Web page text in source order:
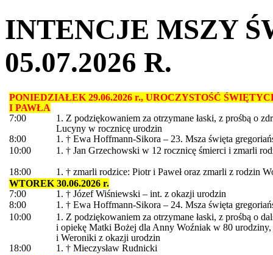
INTENCJE MSZY
05.07.2026 R.
PONIEDZIAŁEK 29.06.2026 r., UROCZYSTOŚĆ
I PAWŁA
7:00
1. Z podziękowaniem za otrzymane łaski, z prośbą o
Lucyny w rocznicę urodzin
8:00
1. † Ewa Hoffmann-Sikora – 23. Msza święta
10:00
1. † Jan Grzechowski w 12 rocznicę śmierci i zmarli
18:00
1. † zmarli rodzice: Piotr i Paweł oraz zmarli z rodzin
WTOREK 30.06.2026 r.
7:00
1. † Józef Wiśniewski – int. z okazji urodzin
8:00
1. † Ewa Hoffmann-Sikora – 24. Msza święta
10:00
1. Z podziękowaniem za otrzymane łaski, z prośbą o
i opiekę Matki Bożej dla Anny Woźniak w 80
i Weroniki z okazji urodzin
18:00
1. † Mieczysław Rudnicki